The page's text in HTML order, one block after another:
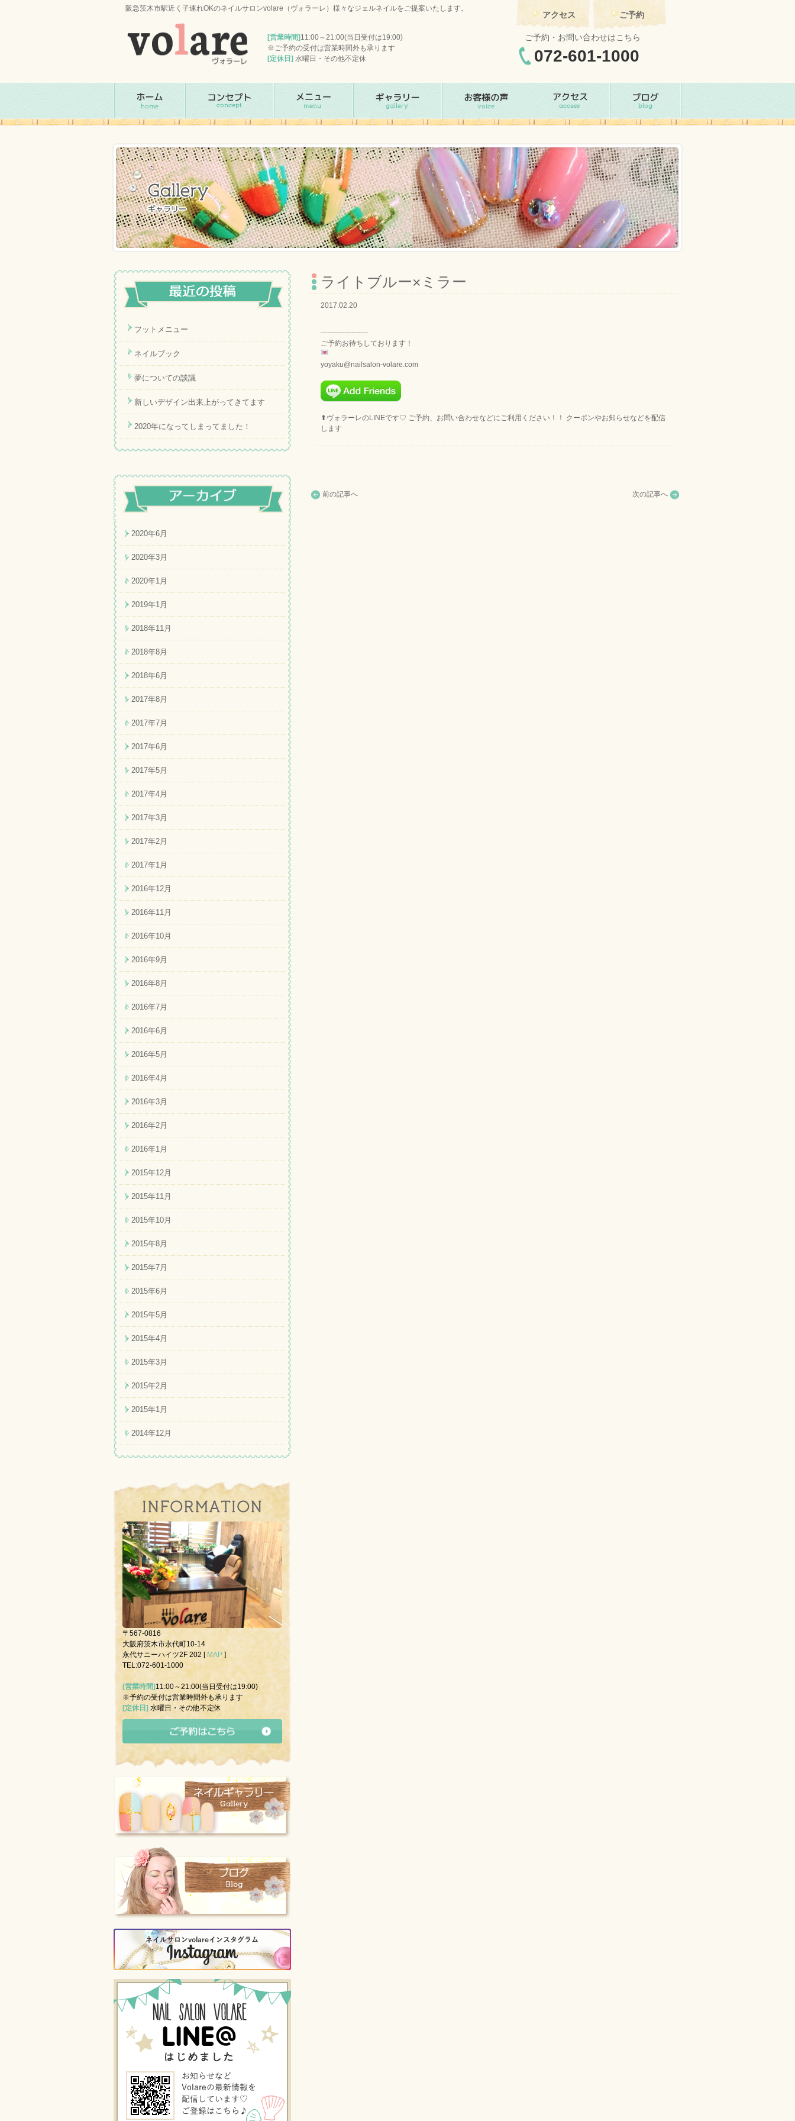
阪急茨木市駅近く子連れOKのネイルサロンvolare（ヴォラーレ）様々なジェルネイルをご提案いたします。
[営業時間] 11:00～21:00(当日受付は19:00)
※ご予約の受付は営業時間外も承ります
[定休日] 水曜日・その他不定休
アクセス ご予約
ご予約・お問い合わせはこちら
072-601-1000
ライトブルー×ミラー
2017.02.20
--------------------
ご予約お待ちしております！
yoyaku@nailsalon-volare.com
⬆︎ヴォラーレのLINEです♡ ご予約、お問い合わせなどにご利用ください！！ クーポンやお知らせなどを配信
します
前の記事へ 次の記事へ
フットメニュー
ネイルブック
夢についての談議
新しいデザイン出来上がってきてます
2020年になってしまってました！
2020年6月
2020年3月
2020年1月
2019年1月
2018年11月
2018年8月
2018年6月
2017年8月
2017年7月
2017年6月
2017年5月
2017年4月
2017年3月
2017年2月
2017年1月
2016年12月
2016年11月
2016年10月
2016年9月
2016年8月
2016年7月
2016年6月
2016年5月
2016年4月
2016年3月
2016年2月
2016年1月
2015年12月
2015年11月
2015年10月
2015年8月
2015年7月
2015年6月
2015年5月
2015年4月
2015年3月
2015年2月
2015年1月
2014年12月
〒567-0816
大阪府茨木市永代町10-14
永代サニーハイツ2F 202 [ MAP ]
TEL:072-601-1000
[営業時間]11:00～21:00(当日受付は19:00)
※予約の受付は営業時間外も承ります
[定休日] 水曜日・その他不定休